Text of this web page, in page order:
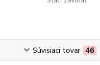
Súvisiaci tovar 46